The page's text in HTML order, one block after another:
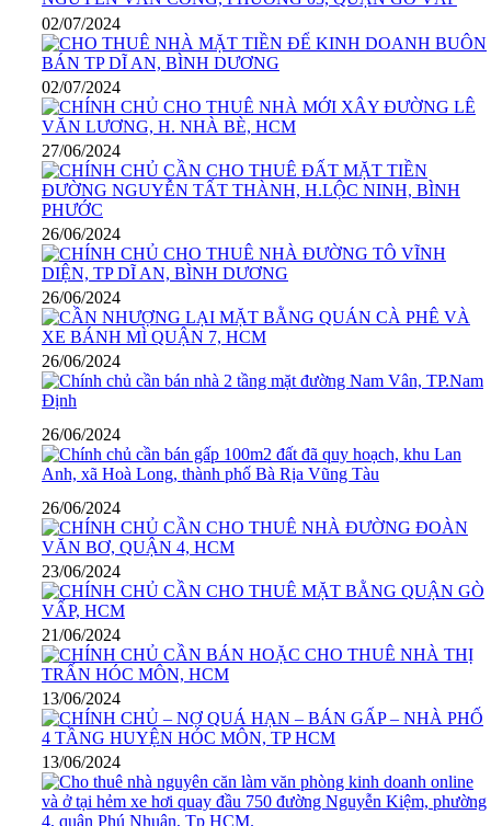
02/07/2024
02/07/2024
27/06/2024
26/06/2024
26/06/2024
26/06/2024
26/06/2024
26/06/2024
23/06/2024
21/06/2024
13/06/2024
13/06/2024